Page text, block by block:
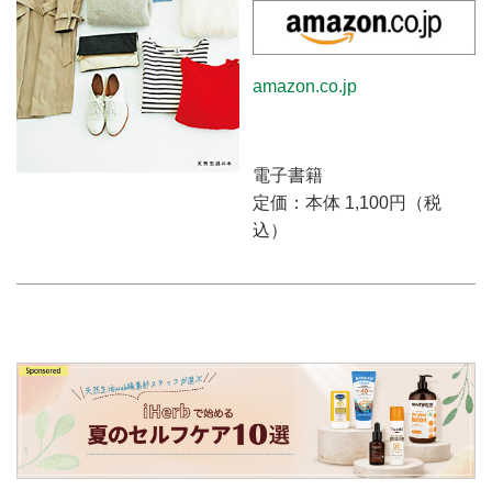
amazon.co.jp
電子書籍
定価：本体 1,100円（税
込）